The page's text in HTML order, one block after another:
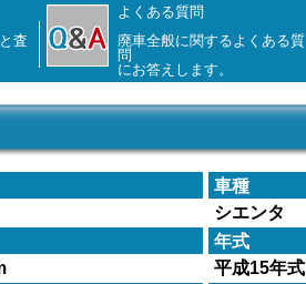
査
よくある質問
廃車全般に関するよくある質
問
にお答えします。
車種
シエンタ
年式
平成15年式